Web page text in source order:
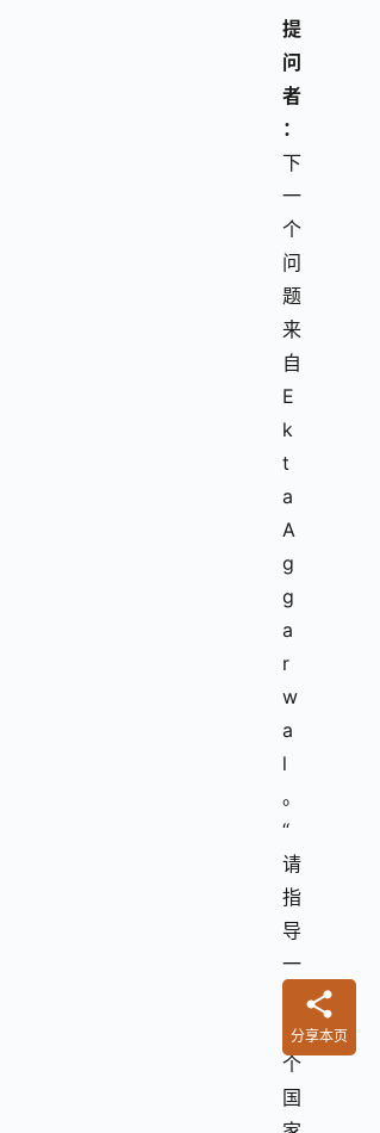
提
问
者
：
下
一
个
问
题
来
自
E
k
t
a
A
g
g
a
r
w
a
l
。
“
请
指
导
一
这
个
国
分享本页